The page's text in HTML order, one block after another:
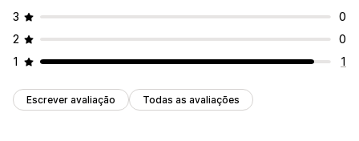
3
0
2
0
1
1
Escrever avaliação Todas as avaliações